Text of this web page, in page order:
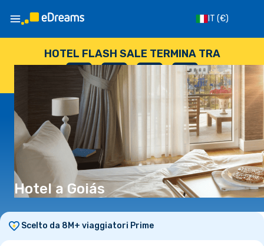
IT (€)
HOTEL FLASH SALE TERMINA TRA
--
GIORNI
: --
ORE
: --
SECONDI
Hotel a Goiás
Scelto da 8M+ viaggiatori Prime